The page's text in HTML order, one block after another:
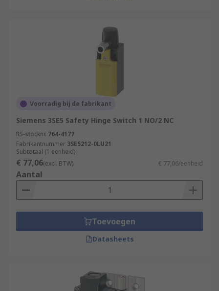
Voorradig bij de fabrikant
Siemens 3SE5 Safety Hinge Switch 1 NO/2 NC
RS-stocknr. 764-4177
Fabrikantnummer 3SE5212-0LU21
Subtotaal (1 eenheid)
€ 77,06(excl. BTW) € 77,06/eenheid
Aantal
Toevoegen
Datasheets